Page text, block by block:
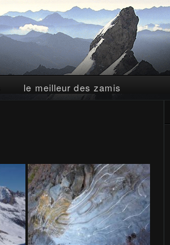
le meilleur des zamis